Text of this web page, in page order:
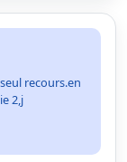
recours.en
2,j